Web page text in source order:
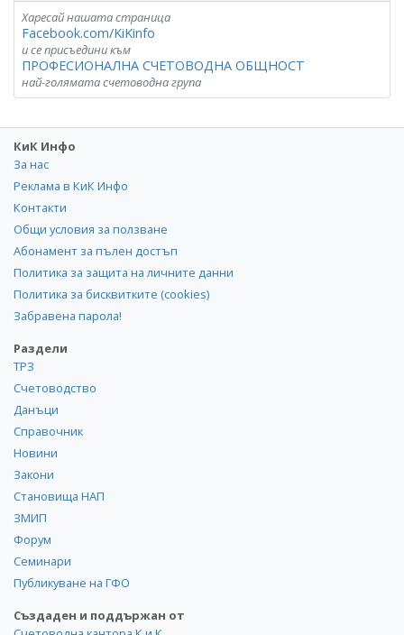
Харесай нашата страница
Facebook.com/KiKinfo
и се присъедини към
ПРОФЕСИОНАЛНА СЧЕТОВОДНА ОБЩНОСТ
най-голямата счетоводна група
КиК Инфо
За нас
Реклама в КиК Инфо
Контакти
Общи условия за ползване
Абонамент за пълен достъп
Политика за защита на личните данни
Политика за бисквитките (cookies)
Забравена парола!
Раздели
ТРЗ
Счетоводство
Данъци
Справочник
Новини
Закони
Становища НАП
ЗМИП
Форум
Семинари
Публикуване на ГФО
Създаден и поддържан от